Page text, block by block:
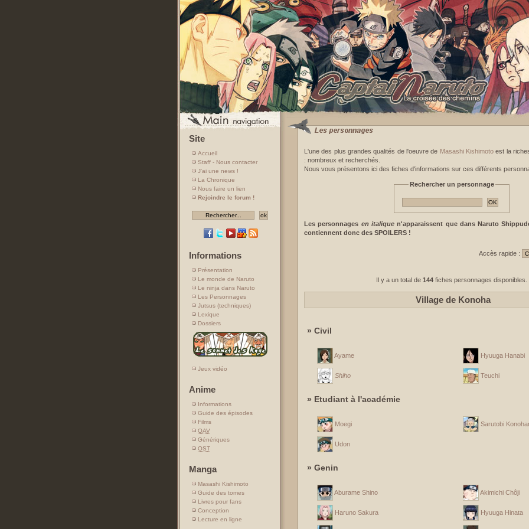
Site
Accueil
Staff - Nous contacter
J'ai une news !
La Chronique
Nous faire un lien
Rejoindre le forum !
Informations
Présentation
Le monde de Naruto
Le ninja dans Naruto
Les Personnages
Jutsus (techniques)
Lexique
Dossiers
Jeux vidéo
Anime
Informations
Guide des épisodes
Films
OAV
Génériques
OST
Manga
Masashi Kishimoto
Guide des tomes
Livres pour fans
Conception
Lecture en ligne
L'une des plus grandes qualités de l'oeuvre de Masashi Kishimoto est la
: nombreux et recherchés.
Nous vous présentons ici des fiches d'informations sur ces différents
Rechercher un personnage
Les personnages en italiquen'apparaissent que dans Naruto
contiennent donc des SPOILERS !
Accès rapide :
Il y a un total de 144 fiches personnages disponibles.
Village de Konoha
» Civil
Ayame Hyuuga Hanabi
Shiho Teuchi
» Etudiant à l'académie
Moegi Sarutobi
Udon
» Genin
Aburame Shino Akimichi Chôji
Haruno Sakura Hyuuga Hinata